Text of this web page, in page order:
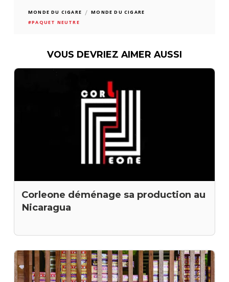
MONDE DU CIGARE / MONDE DU CIGARE
#PAQUET NEUTRE
VOUS DEVRIEZ AIMER AUSSI
Corleone déménage sa production au
Nicaragua